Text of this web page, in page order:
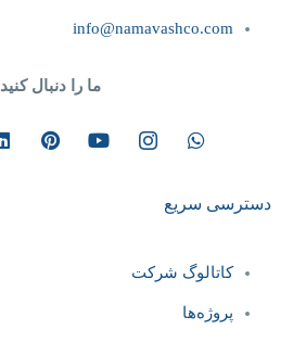
info@namavashco.com
ما را دنبال کنید
دسترسی سریع
کاتالوگ شرکت
پروژه‌ها